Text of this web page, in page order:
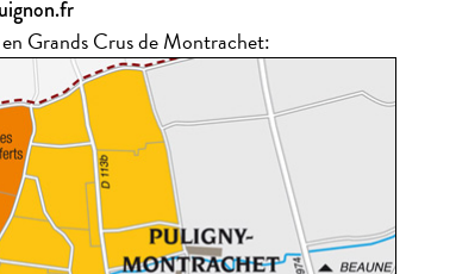
Grands Crus de Montrachet: